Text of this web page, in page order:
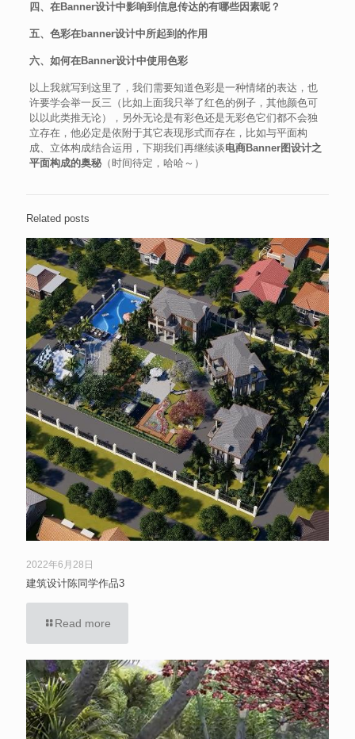
四、在Banner设计中影响到信息传达的有哪些因素呢？
五、色彩在banner设计中所起到的作用
六、如何在Banner设计中使用色彩
以上我就写到这里了，我们需要知道色彩是一种情绪的表达，也
许要学会举一反三（比如上面我只举了红色的例子，其他颜色可
以以此类推无论），另外无论是有彩色还是无彩色它们都不会独
立存在，他必定是依附于其它表现形式而存在，比如与平面构
成、立体构成结合运用，下期我们再继续谈电商Banner图设计之
平面构成的奥秘（时间待定，哈哈～）
Related posts
2022年6月28日
建筑设计陈同学作品3
Read more